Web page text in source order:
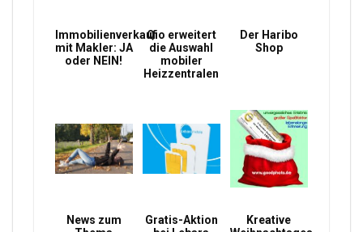
Immobilienverkauf
mit Makler: JA
oder NEIN!
Qio erweitert
die Auswahl
mobiler
Heizzentralen
Der Haribo
Shop
News zum
Gratis-Aktion
Kreative